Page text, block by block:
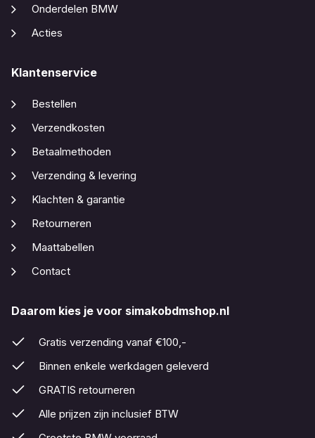
Onderdelen BMW
Acties
Klantenservice
Bestellen
Verzendkosten
Betaalmethoden
Verzending & levering
Klachten & garantie
Retourneren
Maattabellen
Contact
Daarom kies je voor simakobdmshop.nl
Gratis verzending vanaf €100,-
Binnen enkele werkdagen geleverd
GRATIS retourneren
Alle prijzen zijn inclusief BTW